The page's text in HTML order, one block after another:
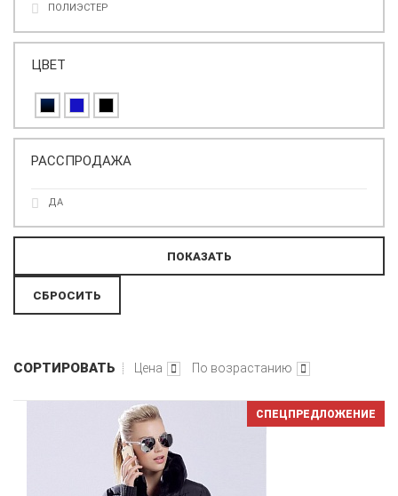
ПОЛИЭСТЕР
ЦВЕТ
РАССПРОДАЖА
ДА
СОРТИРОВАТЬ Цена По возрастанию
СПЕЦПРЕДЛОЖЕНИЕ